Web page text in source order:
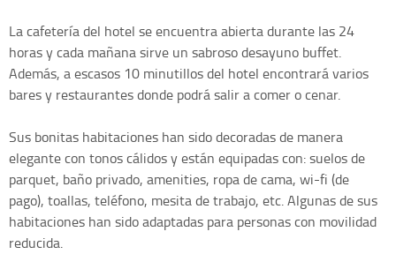
La cafetería del hotel se encuentra abierta durante las 24
horas y cada mañana sirve un sabroso desayuno buffet.
Además, a escasos 10 minutillos del hotel encontrará varios
bares y restaurantes donde podrá salir a comer o cenar.
Sus bonitas habitaciones han sido decoradas de manera
elegante con tonos cálidos y están equipadas con: suelos de
parquet, baño privado, amenities, ropa de cama, wi-fi (de
pago), toallas, teléfono, mesita de trabajo, etc. Algunas de sus
habitaciones han sido adaptadas para personas con movilidad
reducida.